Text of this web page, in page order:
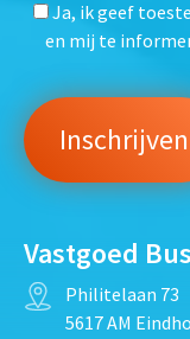
Ja, ik geef
en mij te
Vastgoed
Philitelaan 73
5617 AM